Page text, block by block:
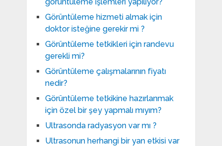
Görüntüleme hizmeti almak için
doktor isteğine gerekir mi ?
Görüntüleme tetkikleri için randevu
gerekli mi?
Görüntüleme çalışmalarının fiyatı
nedir?
Görüntüleme tetkikine hazırlanmak
için özel bir şey yapmalı mıyım?
Ultrasonda radyasyon var mı ?
Ultrasonun herhangi bir yan etkisi var